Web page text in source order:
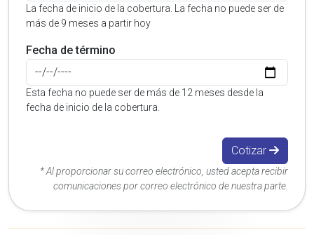
La fecha de inicio de la cobertura. La fecha no puede ser de
más de 9 meses a partir hoy
Fecha de término
Esta fecha no puede ser de más de 12 meses desde la
fecha de inicio de la cobertura.
Cotizar
* Al proporcionar su correo electrónico, usted acepta recibir
comunicaciones por correo electrónico de nuestra parte.